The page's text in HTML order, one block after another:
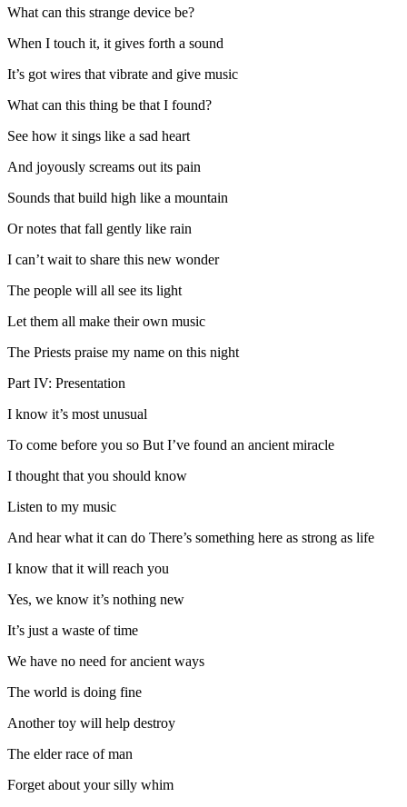
What can this strange device be?
When I touch it, it gives forth a sound
It’s got wires that vibrate and give music
What can this thing be that I found?
See how it sings like a sad heart
And joyously screams out its pain
Sounds that build high like a mountain
Or notes that fall gently like rain
I can’t wait to share this new wonder
The people will all see its light
Let them all make their own music
The Priests praise my name on this night
Part IV: Presentation
I know it’s most unusual
To come before you so But I’ve found an ancient miracle
I thought that you should know
Listen to my music
And hear what it can do There’s something here as strong as life
I know that it will reach you
Yes, we know it’s nothing new
It’s just a waste of time
We have no need for ancient ways
The world is doing fine
Another toy will help destroy
The elder race of man
Forget about your silly whim